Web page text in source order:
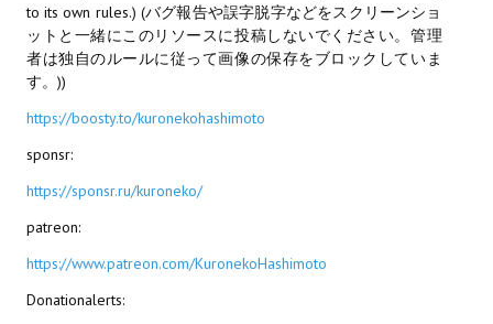
to its own rules.) (バグ報告や誤字脱字などをスクリーンショ
ットと一緒にこのリソースに投稿しないでください。管理
者は独自のルールに従って画像の保存をブロックしていま
す。))
https://boosty.to/kuronekohashimoto
sponsr:
https://sponsr.ru/kuroneko/
patreon:
https://www.patreon.com/KuronekoHashimoto
Donationalerts: